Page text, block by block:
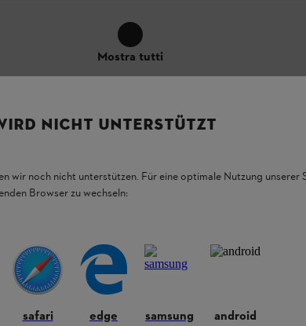
Mostra tutti
l'aspetto e le caratteristiche del prodotto, possono
NICHT UNTERSTÜTZT
wir noch nicht unterstützen. Für eine optimale Nutzung unserer
Browser zu wechseln:
safari edge samsung android